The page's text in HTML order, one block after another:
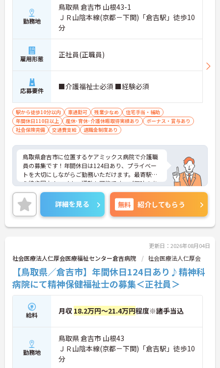
勤務地
鳥取県 倉吉市 山根43-1
ＪＲ山陰本線(京都－下関)「倉吉駅」徒歩10
分
雇用形態 正社員(正職員)
応募要件 ■介護福祉士必須 ■経験必須
駅から徒歩10分以内 車通勤可 残業少なめ
住宅手当・補助
年間休日110日以上
産休･育休･介護休暇取得実績あり
ボーナス・賞与あり
社会保険完備
交通費支給 退職金制度あり
鳥取県倉吉市に位置するケアミックス病院で介護職
員の募集です！年間休日は124日あり、プライベー
トを大切にしながらご勤務いただけます。最寄駅か
ら徒歩圏内！マイカー通勤も可能です。ご興味のあ
る方は、面接ポイントをお伝えしますので、お気軽
にご連絡ください。
詳細を見る 無料 紹介してもらう
更新日：2026年08月04日
社会医療法人仁厚会医療福祉センター倉吉病院 社会医療法人仁厚会
【鳥取県／倉吉市】年間休日124日あり♪精神科
病院にて精神保健福祉士の募集＜正社員＞
給料 月収 18.2万円～21.4万円程度※諸手当込
勤務地
鳥取県 倉吉市 山根43
ＪＲ山陰本線(京都－下関)「倉吉駅」徒歩10
分